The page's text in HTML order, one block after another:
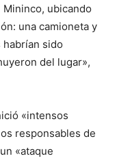
ubicando
una camioneta y
sido
del lugar»,
«intensos
responsables de
«ataque